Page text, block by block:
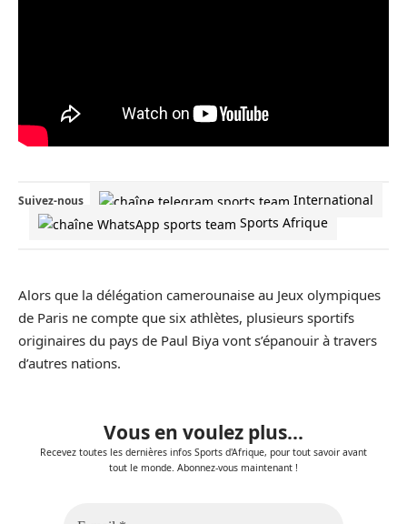
Suivez-nous
International
Sports Afrique
Alors que la délégation camerounaise au Jeux olympiques
de Paris ne compte que six athlètes, plusieurs sportifs
originaires du pays de Paul Biya vont s’épanouir à travers
d’autres nations.
Vous en voulez plus...
Recevez toutes les dernières infos Sports d'Afrique, pour tout savoir avant
tout le monde. Abonnez-vous maintenant !